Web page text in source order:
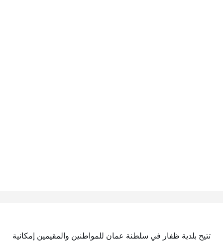
تتيح بلدية ظفار في سلطنة عمان للمواطنين والمقيمين إمكانية